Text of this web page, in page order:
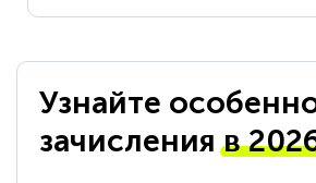
Узнайте
зачисленияв